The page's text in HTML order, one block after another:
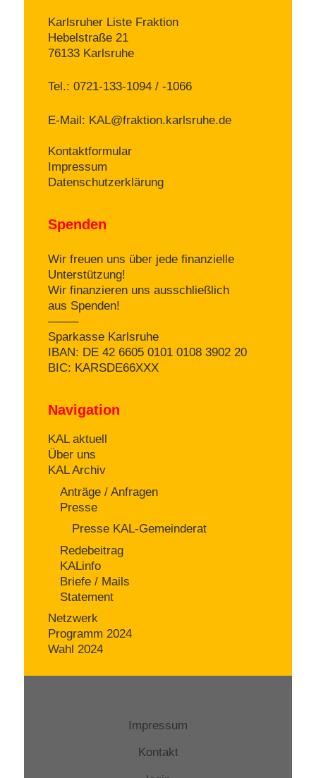
Karlsruher Liste Fraktion
Hebelstraße 21
76133 Karlsruhe
Tel.: 0721-133-1094 / -1066
E-Mail: KAL@fraktion.karlsruhe.de
Kontaktformular
Impressum
Datenschutzerklärung
Spenden
Wir freuen uns über jede finanzielle
Unterstützung!
Wir finanzieren uns ausschließlich
aus Spenden!
——–
Sparkasse Karlsruhe
IBAN: DE 42 6605 0101 0108 3902 20
BIC: KARSDE66XXX
Navigation
KAL aktuell
Über uns
KAL Archiv
Anträge / Anfragen
Presse
Presse KAL-Gemeinderat
Redebeitrag
KALinfo
Briefe / Mails
Statement
Netzwerk
Programm 2024
Wahl 2024
Impressum
Kontakt